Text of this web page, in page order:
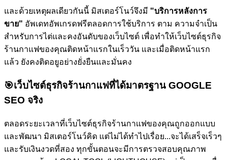
และด้วยเหตุผลเดียวกันนี้ มิสเตอร์โนว์จึงมี "บริการหลังการ
ขาย" อัพเดทอัพเกรดฟรีตลอดการใช้บริการ ตาม ความจำเป็น
สำหรับการไต่และคงอันดับของเว็บไซต์ เพื่อทำให้เว็บไซต์ธุรกิจ
ร้านกาแฟของคุณติดหน้าแรกในเร็ววัน และเมื่อติดหน้าแรก
แล้ว ยังคงติดอยูอย่างยั่งยืนและมั่นคง
🎯เว็บไซต์ธุรกิจร้านกาแฟที่ได้มาตรฐาน GOOGLE
SEO จริง
ตลอดระยะเวลาที่เว็บไซต์ธุรกิจร้านกาแฟของคุณถูกออกแบบ
และพัฒนา มิสเตอร์โนว์คิด แต่ไม่ได้ทำไปเรื่อย...จะได้เสร็จเร็วๆ
และรับเงินงวดที่สอง ทุกขั้นตอนจะมีการตรวจสอบคุณภาพ